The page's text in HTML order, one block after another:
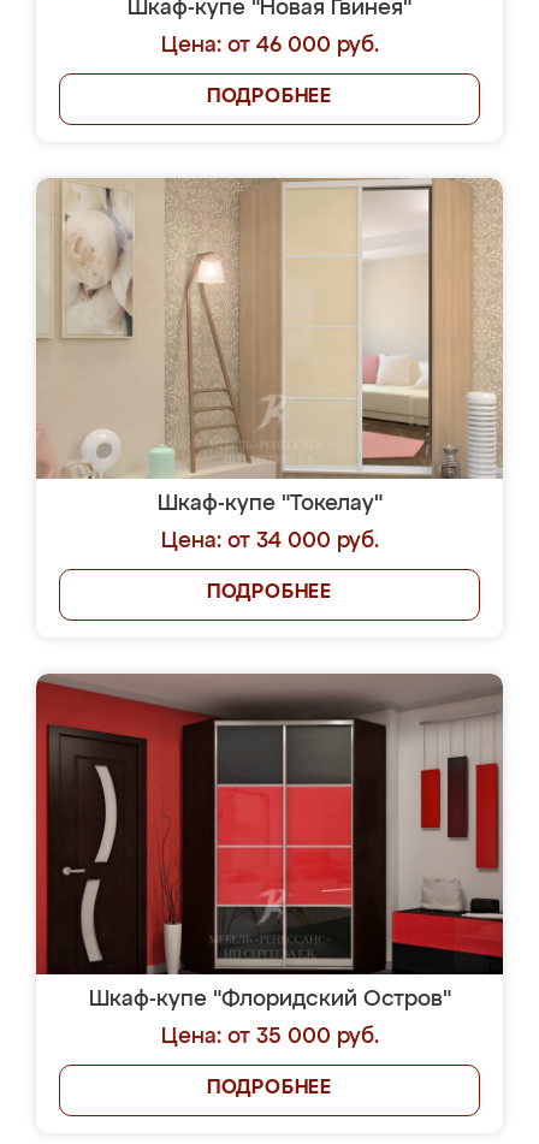
Шкаф-купе "Новая Гвинея"
Цена: от 46 000 руб.
ПОДРОБНЕЕ
Шкаф-купе "Токелау"
Цена: от 34 000 руб.
ПОДРОБНЕЕ
Шкаф-купе "Флоридский Остров"
Цена: от 35 000 руб.
ПОДРОБНЕЕ